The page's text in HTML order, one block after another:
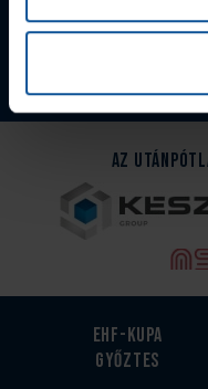
Az
EHF-Kupa
győztes